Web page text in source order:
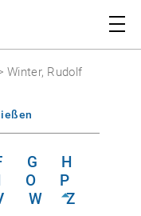
Winter, Rudolf
G
H
O
P
W Z